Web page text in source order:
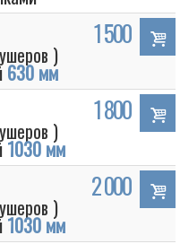
)
630 мм
1 500
)
1030 мм
1 800
)
1030 мм
2 000